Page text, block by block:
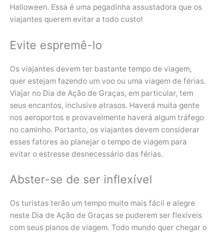
Halloween. Essa é uma pegadinha assustadora que os
viajantes querem evitar a todo custo!
Evite espremê-lo
Os viajantes devem ter bastante tempo de viagem,
quer estejam fazendo um voo ou uma viagem de férias.
Viajar no Dia de Ação de Graças, em particular, tem
seus encantos, inclusive atrasos. Haverá muita gente
nos aeroportos e provavelmente haverá algum tráfego
no caminho. Portanto, os viajantes devem considerar
esses fatores ao planejar o tempo de viagem para
evitar o estresse desnecessário das férias.
Abster-se de ser inflexível
Os turistas terão um tempo muito mais fácil e alegre
neste Dia de Ação de Graças se puderem ser flexíveis
com seus planos de viagem. Todo mundo quer chegar o